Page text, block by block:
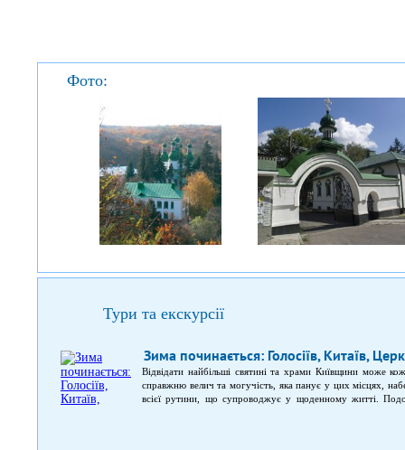
Фото:
Тури та екскурсії
Зима починається: Голосіїв, Китаїв,
Відвідати найбільші святині та храми Київщини може
справжню велич та могучість, яка панує у цих місцях,
всієї рутини, що супроводжує у щоденному житті.